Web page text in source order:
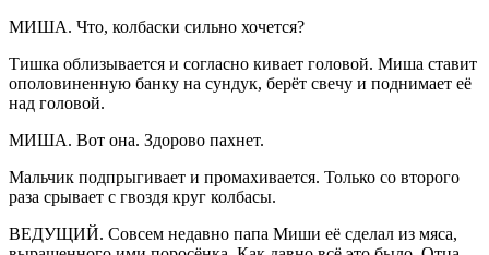
МИША. Что, колбаски сильно хочется?
Тишка облизывается и согласно кивает головой. Миша ставит
ополовиненную банку на сундук, берёт свечу и поднимает её
над головой.
МИША. Вот она. Здорово пахнет.
Мальчик подпрыгивает и промахивается. Только со второго
раза срывает с гвоздя круг колбасы.
ВЕДУЩИЙ. Совсем недавно папа Миши её сделал из мяса,